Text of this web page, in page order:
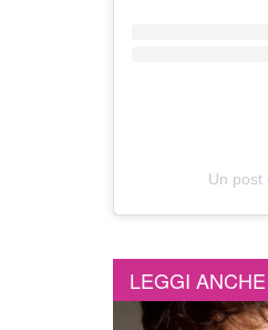
Un post
LEGGI ANCHE